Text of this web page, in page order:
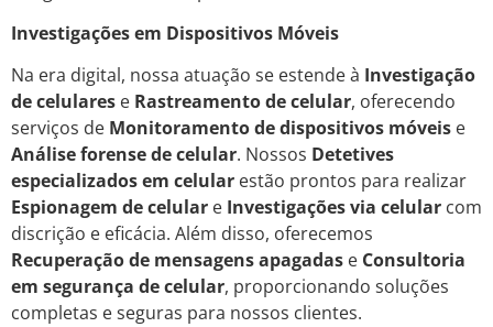
Investigações em Dispositivos Móveis
Na era digital, nossa atuação se estende à Investigação
de celulares e Rastreamento de celular, oferecendo
serviços de Monitoramento de dispositivos móveis e
Análise forense de celular. Nossos Detetives
especializados em celular estão prontos para realizar
Espionagem de celular e Investigações via celular com
discrição e eficácia. Além disso, oferecemos
Recuperação de mensagens apagadas e Consultoria
em segurança de celular, proporcionando soluções
completas e seguras para nossos clientes.